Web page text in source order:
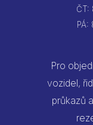
ČT:
PÁ:
Pro
vozidel,
průkazů